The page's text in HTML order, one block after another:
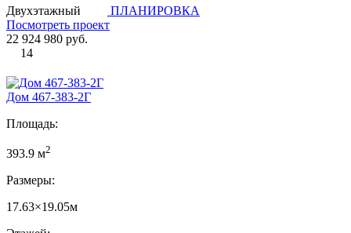
Двухэтажный
ПЛАНИРОВКА
Посмотреть проект
22 924 980 руб.
14
Дом 467-383-2Г
Площадь:
393.9 м2
Размеры:
17.63×19.05м